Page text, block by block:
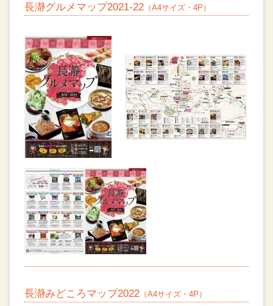
長瀞グルメマップ2021-22 （A4サイズ・4P）
長瀞みどころマップ2022 （A4サイズ・4P）